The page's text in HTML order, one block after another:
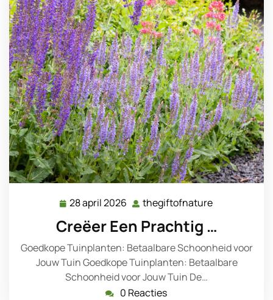
28 april 2026 28
april
2026
thegiftofnature
Creëer Een Prachtig …
Goedkope Tuinplanten: Betaalbare Schoonheid voor
Jouw Tuin Goedkope Tuinplanten: Betaalbare
Schoonheid voor Jouw Tuin De…
0 Reacties